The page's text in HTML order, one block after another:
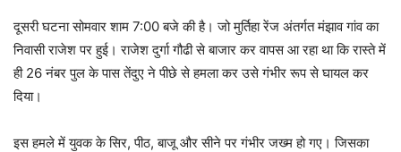
दूसरी घटना सोमवार शाम 7:00 बजे की है। जो मुर्तिहा रेंज अंतर्गत मंझाव गांव का
निवासी राजेश पर हुई। राजेश दुर्गा गौढी से बाजार कर वापस आ रहा था कि रास्ते में
ही 26 नंबर पुल के पास तेंदुए ने पीछे से हमला कर उसे गंभीर रूप से घायल कर
दिया।
इस हमले में युवक के सिर, पीठ, बाजू और सीने पर गंभीर जख्म हो गए। जिसका